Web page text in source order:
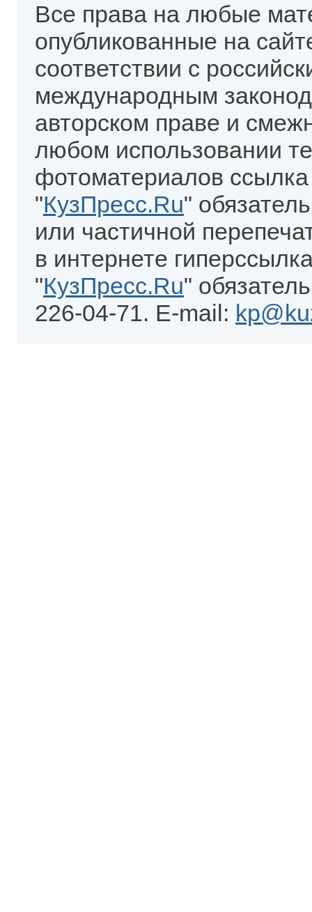
Все права на любые
опубликованные на
соответствии с
международным
авторском праве и
любом использовании
фотоматериалов
"КузПресс.Ru"
или частичной
в интернете
"КузПресс.Ru"
226-04-71. E-mail: